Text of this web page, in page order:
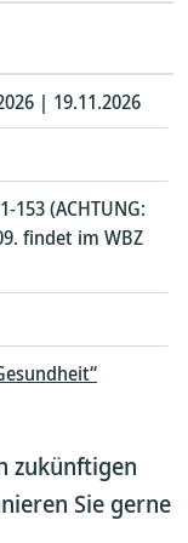
| 19.11.2026
153 (ACHTUNG:
findet im WBZ
zukünftigen
Sie gerne